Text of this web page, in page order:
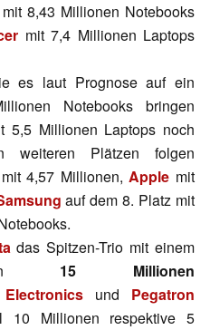
8,43 Millionen Notebooks
mit 7,4 Millionen Laptops
es laut Prognose auf ein
Notebooks bringen
Millionen Laptops noch
Plätzen folgen
4,57 Millionen,Apple mit
auf dem 8. Platz mit
das Spitzen-Trio mit einem
von 15 Millionen
und Pegatron
10 Millionen respektive 5